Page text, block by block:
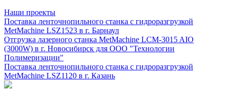
Наши проекты
Поставка ленточнопильного станка c гидроразгрузкой
MetMachine LSZ1523 в г. Барнаул
Отгрузка лазерного станка MetMachine LCM-3015 AIO
(3000W) в г. Новосибирск для ООО "Технологии
Полимеризации"
Поставка ленточнопильного станка c гидроразгрузкой
MetMachine LSZ1120 в г. Казань